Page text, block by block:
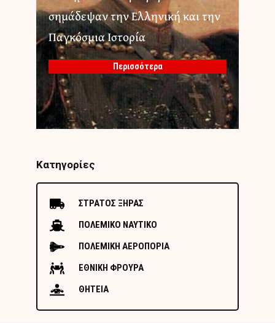
σημάδεψαν την Ελληνική και την
Παγκόσμια Ιστορία
Περισσότερα
Κατηγορίες
ΣΤΡΑΤΟΣ ΞΗΡΑΣ
ΠΟΛΕΜΙΚΟ ΝΑΥΤΙΚΟ
ΠΟΛΕΜΙΚΗ ΑΕΡΟΠΟΡΙΑ
ΕΘΝΙΚΗ ΦΡΟΥΡΑ
ΘΗΤΕΙΑ